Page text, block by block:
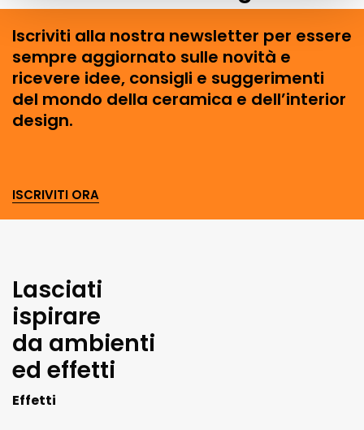
Iscriviti alla nostra newsletter per essere
sempre aggiornato sulle novità e
ricevere idee, consigli e suggerimenti
del mondo della ceramica e dell’interior
design.
ISCRIVITI ORA
Lasciati
ispirare
da ambienti
ed effetti
Effetti